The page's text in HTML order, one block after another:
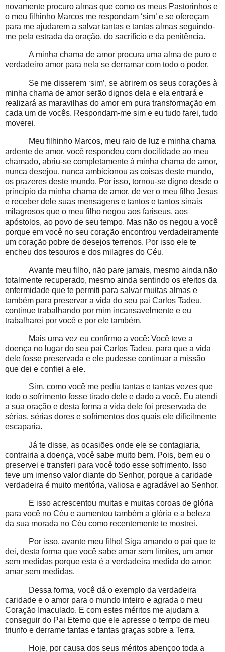
novamente procuro almas que como os meus Pastorinhos e
o meu filhinho Marcos me respondam ‘sim’ e se ofereçam
para me ajudarem a salvar tantas e tantas almas seguindo-
me pela estrada da oração, do sacrifício e da penitência.
A minha chama de amor procura uma alma de puro e
verdadeiro amor para nela se derramar com todo o poder.
Se me disserem ‘sim’, se abrirem os seus corações à
minha chama de amor serão dignos dela e ela entrará e
realizará as maravilhas do amor em pura transformação em
cada um de vocês. Respondam-me sim e eu tudo farei, tudo
moverei.
Meu filhinho Marcos, meu raio de luz e minha chama
ardente de amor, você respondeu com docilidade ao meu
chamado, abriu-se completamente à minha chama de amor,
nunca desejou, nunca ambicionou as coisas deste mundo,
os prazeres deste mundo. Por isso, tornou-se digno desde o
princípio da minha chama de amor, de ver o meu filho Jesus
e receber dele suas mensagens e tantos e tantos sinais
milagrosos que o meu filho negou aos fariseus, aos
apóstolos, ao povo de seu tempo. Mas não os negou a você
porque em você no seu coração encontrou verdadeiramente
um coração pobre de desejos terrenos. Por isso ele te
encheu dos tesouros e dos milagres do Céu.
Avante meu filho, não pare jamais, mesmo ainda não
totalmente recuperado, mesmo ainda sentindo os efeitos da
enfermidade que te permiti para salvar muitas almas e
também para preservar a vida do seu pai Carlos Tadeu,
continue trabalhando por mim incansavelmente e eu
trabalharei por você e por ele também.
Mais uma vez eu confirmo a você: Você teve a
doença no lugar do seu pai Carlos Tadeu, para que a vida
dele fosse preservada e ele pudesse continuar a missão
que dei e confiei a ele.
Sim, como você me pediu tantas e tantas vezes que
todo o sofrimento fosse tirado dele e dado a você. Eu atendi
a sua oração e desta forma a vida dele foi preservada de
sérias, sérias dores e sofrimentos dos quais ele dificilmente
escaparia.
Já te disse, as ocasiões onde ele se contagiaria,
contrairia a doença, você sabe muito bem. Pois, bem eu o
preservei e transferi para você todo esse sofrimento. Isso
teve um imenso valor diante do Senhor, porque a caridade
verdadeira é muito meritória, valiosa e agradável ao Senhor.
E isso acrescentou muitas e muitas coroas de glória
para você no Céu e aumentou também a glória e a beleza
da sua morada no Céu como recentemente te mostrei.
Por isso, avante meu filho! Siga amando o pai que te
dei, desta forma que você sabe amar sem limites, um amor
sem medidas porque esta é a verdadeira medida do amor:
amar sem medidas.
Dessa forma, você dá o exemplo da verdadeira
caridade e o amor para o mundo inteiro e agrada o meu
Coração Imaculado. E com estes méritos me ajudam a
conseguir do Pai Eterno que ele apresse o tempo de meu
triunfo e derrame tantas e tantas graças sobre a Terra.
Hoje, por causa dos seus méritos abençoo toda a